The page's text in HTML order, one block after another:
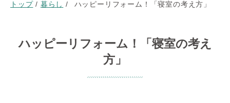
トップ / 暮らし / ハッピーリフォーム！「寝室の考え方」
ハッピーリフォーム！「寝室の考え
方」